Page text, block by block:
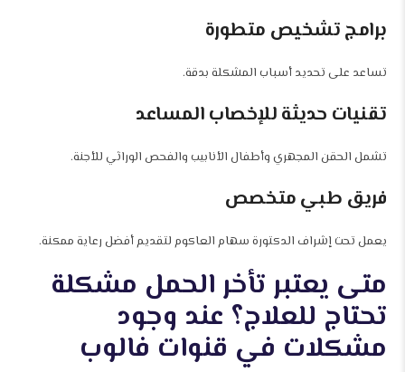
برامج تشخيص متطورة
تساعد على تحديد أسباب المشكلة بدقة.
تقنيات حديثة للإخصاب المساعد
تشمل الحقن المجهري وأطفال الأنابيب والفحص الوراثي للأجنة.
فريق طبي متخصص
يعمل تحت إشراف الدكتورة سهام العاكوم لتقديم أفضل رعاية ممكنة.
متى يعتبر تأخر الحمل مشكلة
تحتاج للعلاج؟ عند وجود
مشكلات في قنوات فالوب